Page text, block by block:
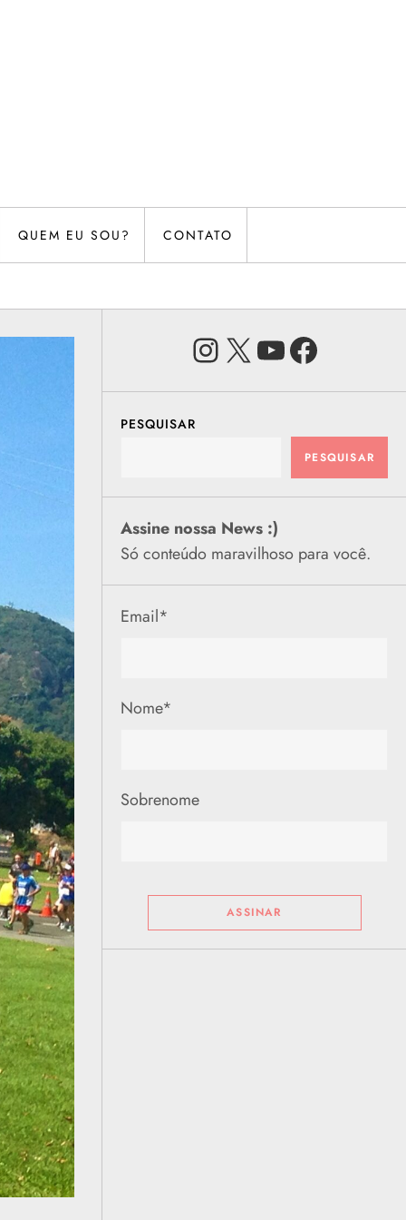
QUEM EU SOU? CONTATO
Instagram
X Youtube
PESQUISAR
PESQUISAR
Assine nossa News :)
Só conteúdo maravilhoso para você.
Email*
Nome*
Sobrenome